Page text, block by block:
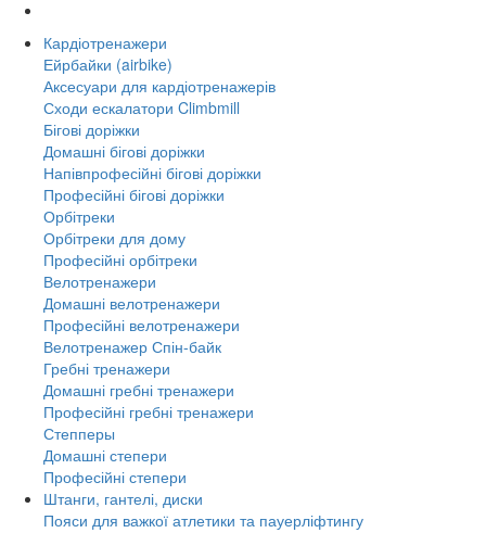
Кардіотренажери
Ейрбайки (airbike)
Аксесуари для кардіотренажерів
Сходи ескалатори Climbmill
Бігові доріжки
Домашні бігові доріжки
Напівпрофесійні бігові доріжки
Професійні бігові доріжки
Орбітреки
Орбітреки для дому
Професійні орбітреки
Велотренажери
Домашні велотренажери
Професійні велотренажери
Велотренажер Спін-байк
Гребні тренажери
Домашні гребні тренажери
Професійні гребні тренажери
Степперы
Домашні степери
Професійні степери
Штанги, гантелі, диски
Пояси для важкої атлетики та пауерліфтингу